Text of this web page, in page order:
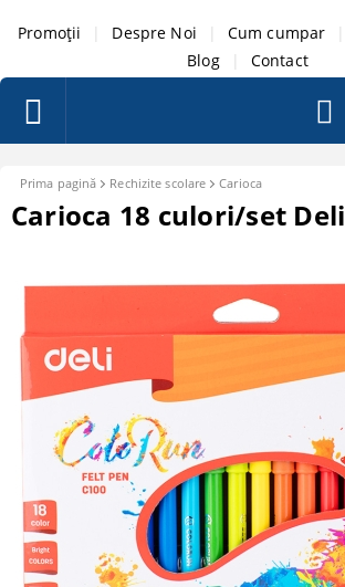
Promoții Despre Noi Cum cumpar
Blog
Contact
Prima pagină Rechizite scolare Carioca
Carioca 18 culori/set Deli